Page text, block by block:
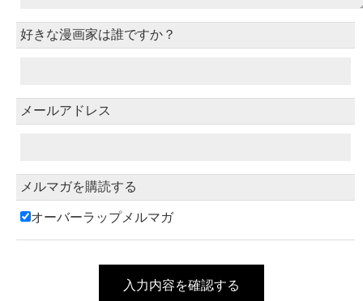
好きな漫画家は誰ですか？
メールアドレス
メルマガを購読する
オーバーラップメルマガ
入力内容を確認する